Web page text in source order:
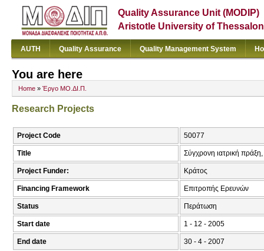
Quality Assurance Unit (MODIP)
Aristotle University of
AUTH Quality Assurance Quality Management System
You are here
Home » Έργο ΜΟ.ΔΙ.Π.
Research Projects
Project Code 50077
Title Σύγχρονη ιατρική πράξη,
Project Funder: Κράτος
Financing Framework Επιτροπής Ερευνών
Status Περάτωση
Start date 1 - 12 - 2005
End date 30 - 4 - 2007